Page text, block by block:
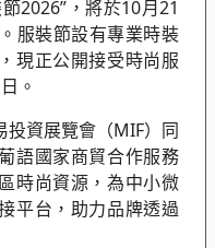
2026”，將於10月21
服裝節設有專業時裝
現正公開接受時尚服
。
投資展覽會（MIF）同
語國家商貿合作服務
時尚資源，為中小微
平台，助力品牌透過